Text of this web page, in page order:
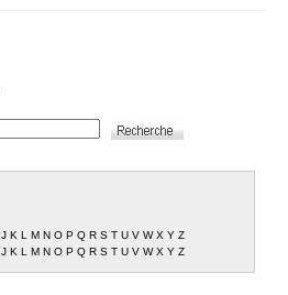
J K L M N O P Q R S T U V W X Y Z
J K L M N O P Q R S T U V W X Y Z